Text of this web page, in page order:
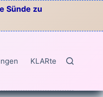
Sünde zu
KLARtext